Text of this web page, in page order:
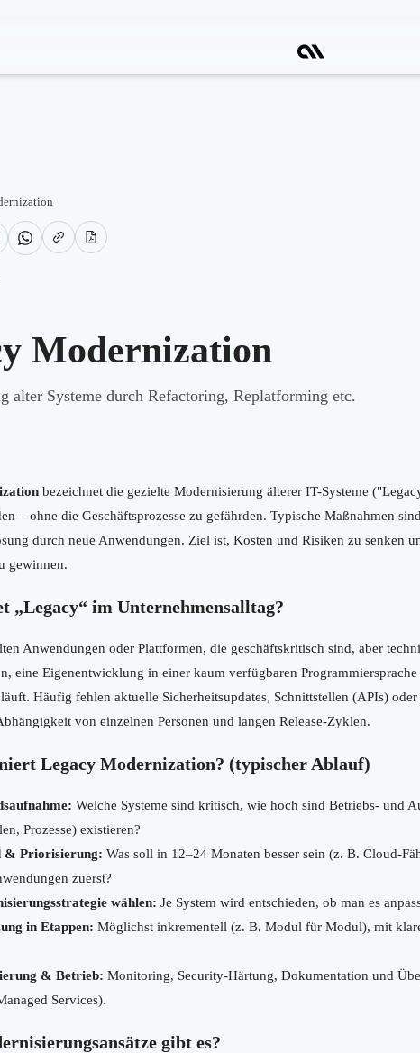
Modernization
alter Systeme durch Refactoring, Replatforming etc.
bezeichnet die gezielte Modernisierung älterer IT-Systeme
– ohne die Geschäftsprozesse zu gefährden. Typische Maßnahmen
durch neue Anwendungen. Ziel ist, Kosten und Risiken zu senken
gewinnen.
„Legacy“ im Unternehmensalltag?
Anwendungen oder Plattformen, die geschäftskritisch sind, aber
eine Eigenentwicklung in einer kaum verfügbaren
Häufig fehlen aktuelle Sicherheitsupdates, Schnittstellen (APIs)
von einzelnen Personen und langen Release-Zyklen.
Legacy Modernization? (typischer Ablauf)
Welche Systeme sind kritisch, wie hoch sind Betriebs- und
Prozesse) existieren?
& Priorisierung: Was soll in 12–24 Monaten besser sein (z. B. Cloud-
zuerst?
wählen: Je System wird entschieden, ob man es
in Etappen: Möglichst inkrementell (z. B. Modul für Modul), mit
& Betrieb: Monitoring, Security-Härtung, Dokumentation und
Services).
gibt es?